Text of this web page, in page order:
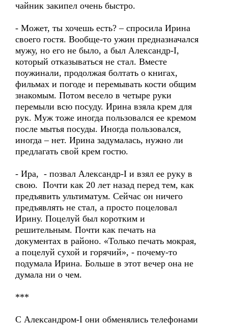
чайник закипел очень быстро.
- Может, ты хочешь есть? – спросила Ирина
своего гостя. Вообще-то ужин предназначался
мужу, но его не было, а был Александр-I,
который отказываться не стал. Вместе
поужинали, продолжая болтать о книгах,
фильмах и погоде и перемывать кости общим
знакомым. Потом весело в четыре руки
перемыли всю посуду. Ирина взяла крем для
рук. Муж тоже иногда пользовался ее кремом
после мытья посуды. Иногда пользовался,
иногда – нет. Ирина задумалась, нужно ли
предлагать свой крем гостю.
- Ира, - позвал Александр-I и взял ее руку в
свою. Почти как 20 лет назад перед тем, как
предъявить ультиматум. Сейчас он ничего
предъявлять не стал, а просто поцеловал
Ирину. Поцелуй был коротким и
решительным. Почти как печать на
документах в районо. «Только печать мокрая,
а поцелуй сухой и горячий», - почему-то
подумала Ирина. Больше в этот вечер она не
думала ни о чем.
***
С Александром-I они обменялись телефонами